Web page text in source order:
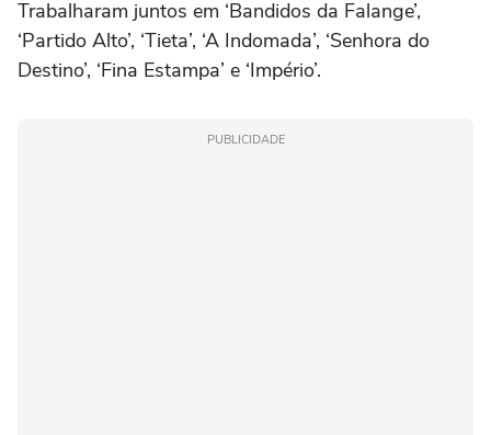
Trabalharam juntos em ‘Bandidos da Falange’,
‘Partido Alto’, ‘Tieta’, ‘A Indomada’, ‘Senhora do
Destino’, ‘Fina Estampa’ e ‘Império’.
PUBLICIDADE